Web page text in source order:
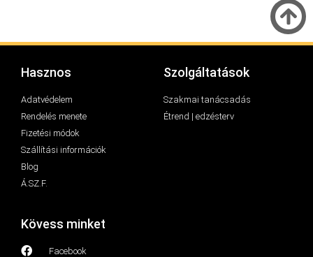
Hasznos
Adatvédelem
Rendelés menete
Fizetési módok
Szállítási információk
Blog
Á.SZ.F.
Szolgáltatások
Szakmai tanácsadás
Étrend | edzésterv
Kövess minket
Facebook